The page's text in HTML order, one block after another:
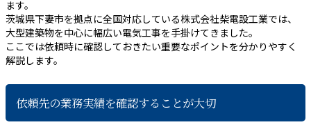
ます。
茨城県下妻市を拠点に全国対応している株式会社柴電設工業では、
大型建築物を中心に幅広い電気工事を手掛けてきました。
ここでは依頼時に確認しておきたい重要なポイントを分かりやすく
解説します。
依頼先の業務実績を確認することが大切